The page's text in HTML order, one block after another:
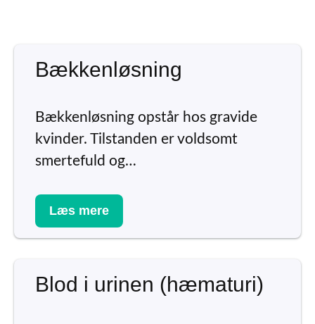
Bækkenløsning
Bækkenløsning opstår hos gravide
kvinder. Tilstanden er voldsomt
smertefuld og…
Læs mere
Blod i urinen (hæmaturi)